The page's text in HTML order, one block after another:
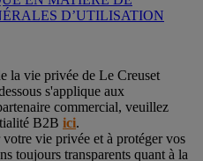
D’UTILISATION
la vie privée de Le Creuset
s'applique aux
commercial, veuillez
B2B ici.
vie privée et à protéger vos
toujours transparents quant à la